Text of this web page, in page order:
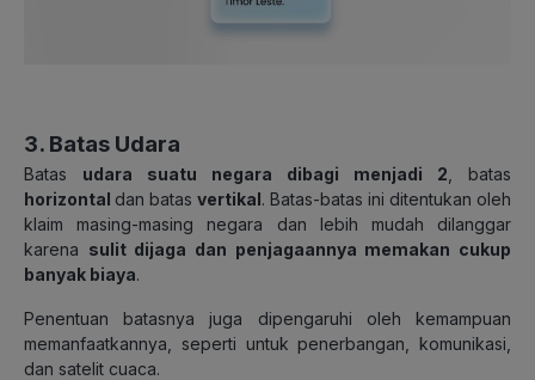
3. Batas Udara
Batas udara suatu negara dibagi menjadi 2 , batas
horizontal dan batas vertikal. Batas-batas ini ditentukan oleh
klaim masing-masing negara dan lebih mudah dilanggar
karena sulit dijaga dan penjagaannya memakan cukup
banyak biaya.
Penentuan batasnya juga dipengaruhi oleh kemampuan
memanfaatkannya, seperti untuk penerbangan, komunikasi,
dan satelit cuaca.